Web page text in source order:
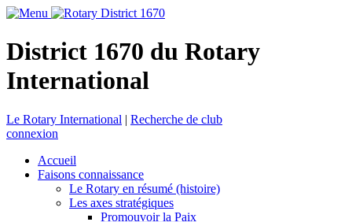
District 1670 du Rotary
International
Le Rotary International | Recherche de club
connexion
Accueil
Faisons connaissance
Le Rotary en résumé (histoire)
Les axes stratégiques
Promouvoir la Paix